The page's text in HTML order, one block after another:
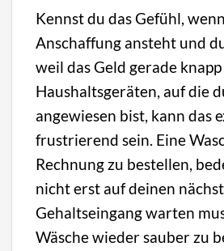
Kennst du das Gefühl,
Anschaffung ansteht und
weil das Geld gerade
Haushaltsgeräten, auf die
angewiesen bist, kann das
frustrierend sein. Eine
Rechnung zu bestellen,
nicht erst auf deinen
Gehaltseingang warten
Wäsche wieder sauber zu